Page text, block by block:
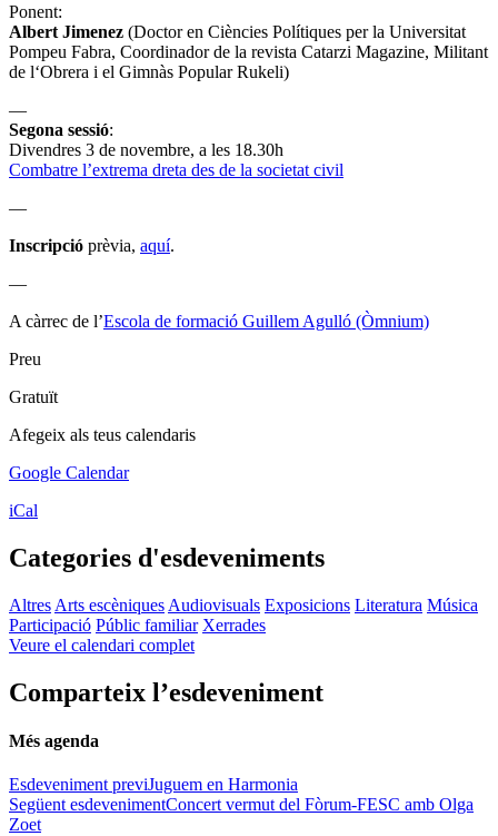
Ponent:
Albert Jimenez (Doctor en Ciències Polítiques per la Universitat
Pompeu Fabra, Coordinador de la revista Catarzi Magazine, Militant
de l‘Obrera i el Gimnàs Popular Rukeli)
—
Segona sessió:
Divendres 3 de novembre, a les 18.30h
Combatre l’extrema dreta des de la societat civil
—
Inscripció prèvia, aquí.
—
A càrrec de l’Escola de formació Guillem Agulló (Òmnium)
Preu
Gratuït
Afegeix als teus calendaris
Google Calendar
iCal
Categories d'esdeveniments
Altres Arts escèniques Audiovisuals Exposicions Literatura Música
Participació Públic familiar Xerrades
Veure el calendari complet
Comparteix l’esdeveniment
Més agenda
Esdeveniment previJuguem en Harmonia
Següent esdevenimentConcert vermut del Fòrum-FESC amb Olga
Zoet